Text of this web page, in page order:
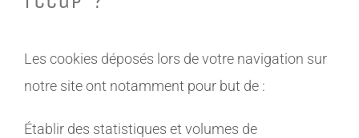
Les cookies déposés lors de votre navigation sur
notre site ont notamment pour but de :
Établir des statistiques et volumes de